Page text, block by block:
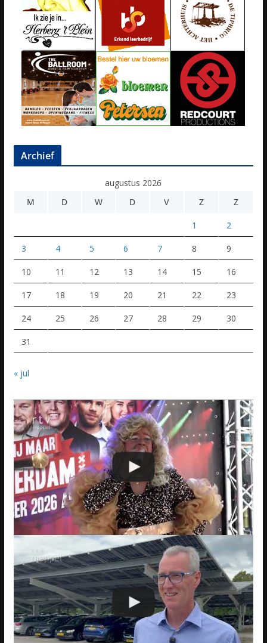
Archief
augustus 2026
M
D W D V Z Z
1 2
3 4 5 6 7 8 9
10 11 12 13 14 15 16
17 18 19 20 21 22 23
24 25 26 27 28 29 30
31
« jul